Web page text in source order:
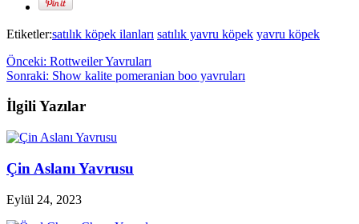
Etiketler:satılık köpek ilanları satılık yavru köpek yavru köpek
Önceki: Rottweiler Yavruları
Sonraki: Show kalite pomeranian boo yavruları
İlgili Yazılar
Çin Aslanı Yavrusu
Eylül 24, 2023